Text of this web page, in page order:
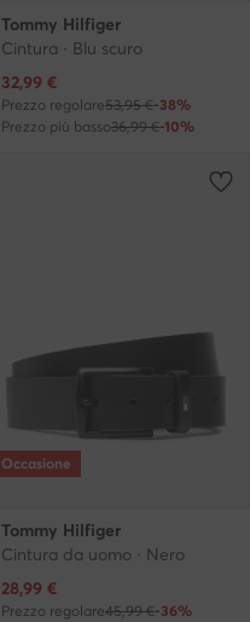
Tommy Hilfiger
Cintura · Blu scuro
Prezzo attuale
32,99 €
Prezzo regolare53,95 €-38%
Prezzo più basso36,99 €-10%
Occasione
Tommy Hilfiger
Cintura da uomo · Nero
Prezzo attuale
28,99 €
Prezzo regolare45,99 €-36%